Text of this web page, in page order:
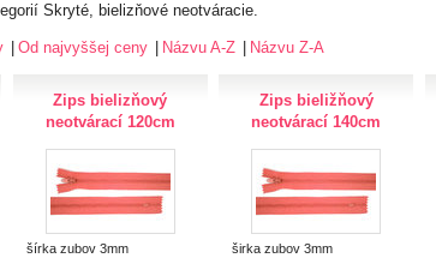
Skryté, bielizňové neotváracie.
Od najvyššej ceny Názvu A-Z Názvu Z-A
Zips bielizňový
neotvárací 120cm
šírka zubov 3mm
Zips bieližňový
neotvárací 140cm
širka zubov 3mm